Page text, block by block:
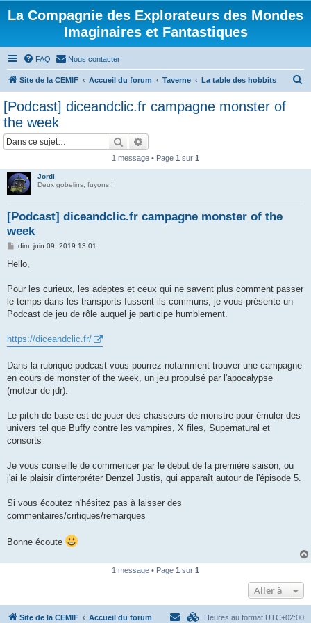
La Compagnie des Explorateurs des Mondes
Imaginaires et Fantastiques
FAQ Nous contacter
Site de la CEMIF Accueil du forum Taverne La table des hobbits
[Podcast] diceandclic.fr campagne monster of
the week
Rechercher
1 message • Page 1 sur 1
Jordi
Deux gobelins, fuyons !
[Podcast] diceandclic.fr campagne monster of the
week
M
s
g
dim. juin 09, 2019 13:01
Hello,
Pour les curieux, les adeptes et ceux qui ne savent plus comment passer
le temps dans les transports fussent ils communs, je vous présente un
Podcast de jeu de rôle auquel je participe humblement.
https://diceandclic.fr/
Dans la rubrique podcast vous pourrez notamment trouver une campagne
en cours de monster of the week, un jeu propulsé par l'apocalypse
(moteur de jdr).
Le pitch de base est de jouer des chasseurs de monstre pour émuler des
univers tel que Buffy contre les vampires, X files, Supernatural et
consorts
Je vous conseille de commencer par le debut de la première saison, ou
j'ai le plaisir d'interpréter Denzel Justis, qui apparaît autour de l'épisode 5.
Si vous écoutez n'hésitez pas à laisser des
commentaires/critiques/remarques
Bonne écoute
1 message • Page 1 sur 1
Aller à
Site de la CEMIF Accueil du forum Heures au format UTC+02:00